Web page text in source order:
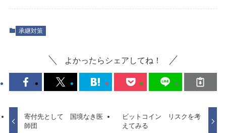
承継対策
よかったらシェアしてね！
寄付先として 国境なき医
師団
ビットコイン リスクを考
えてみる